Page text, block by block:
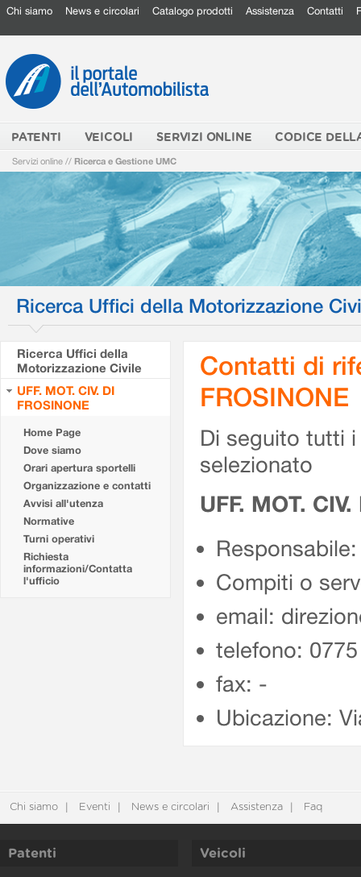
Chi siamo News e circolari Catalogo prodotti Assistenza Contatti
PATENTI VEICOLI SERVIZI ONLINE CODICE
Servizi online // Ricerca e Gestione UMC
Ricerca Uffici della Motorizzazione
Ricerca Uffici della
Motorizzazione Civile
UFF. MOT. CIV. DI
FROSINONE
Home Page
Dove siamo
Orari apertura sportelli
Organizzazione e contatti
Avvisi all'utenza
Normative
Turni operativi
Richiesta
informazioni/Contatta
l'ufficio
Contatti di
FROSINONE
Di seguito tutti
selezionato
UFF. MOT.
Compiti o
email:
telefono:
fax: -
Ubicazione:
Chi siamo Eventi News e circolari Assistenza Faq
Patenti Veicoli